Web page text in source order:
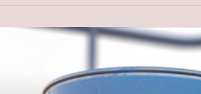
أفريقيا إلى 7.5% خلال يونيو